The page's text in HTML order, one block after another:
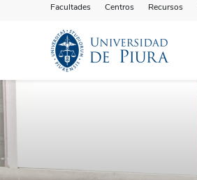
Facultades Centros Recursos